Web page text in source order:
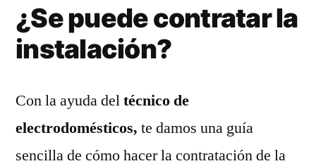
¿Se puede contratar la
instalación?
Con la ayuda deltécnico de
electrodomésticos, te damos una guía
sencilla de cómo hacer la contratación de la